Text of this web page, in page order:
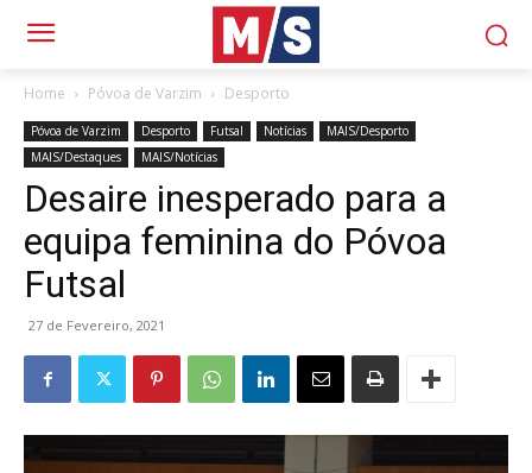
Home Póvoa de Varzim Desporto
Póvoa de Varzim Desporto Futsal Notícias
MAIS/Desporto
MAIS/Destaques
MAIS/Notícias
Desaire inesperado para a
equipa feminina do Póvoa
Futsal
27 de Fevereiro, 2021